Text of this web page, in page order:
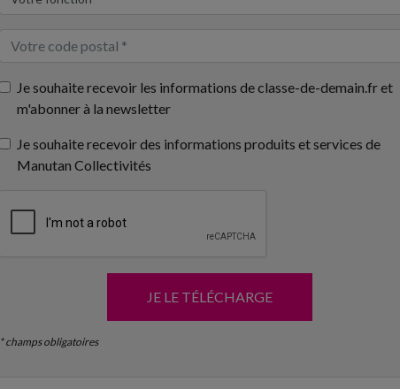
Je souhaite recevoir les informations de classe-de-demain.fr et
m'abonner à la newsletter
Je souhaite recevoir des informations produits et services de
Manutan Collectivités
JE LE TÉLÉCHARGE
* champs obligatoires